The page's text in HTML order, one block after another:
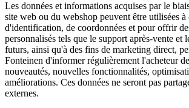
Les données et informations acquises par le
site web ou du webshop peuvent être utilisées à
d'identification, de coordonnées et pour offrir
personnalisés tels que le support après-vente et
futurs, ainsi qu'à des fins de marketing direct,
Fonteinen d'informer régulièrement l'acheteur
nouveautés, nouvelles fonctionnalités,
améliorations. Ces données ne seront pas
externes.